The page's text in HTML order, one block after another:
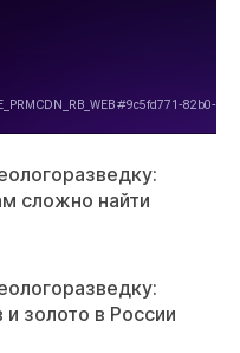
сложно найти
золото в России